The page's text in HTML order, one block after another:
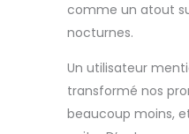
comme un atout
nocturnes.
Un utilisateur
transformé nos
beaucoup moins,